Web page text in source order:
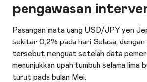
pengawasan
Pasangan mata uang USD/JPY yen
sekitar 0,2% pada hari Selasa, dengan
tersebut menguat setelah data
menunjukkan upah tumbuh selama lima
turut pada bulan Mei.